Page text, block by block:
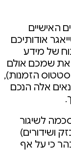
האישיים
אודותיכם
של מידע
את שמכם אולם
סטטוס הזמנות),
אלה הנכם
לשיגור
ושידורים)
התשס”ח – 2008. מובהר כי על אף